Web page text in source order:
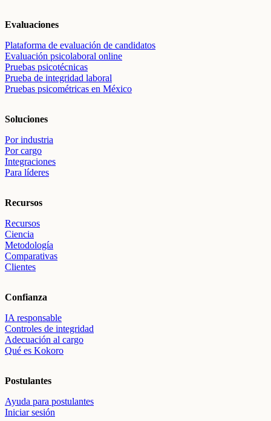
Evaluaciones
Plataforma de evaluación de candidatos
Evaluación psicolaboral online
Pruebas psicotécnicas
Prueba de integridad laboral
Pruebas psicométricas en México
Soluciones
Por industria
Por cargo
Integraciones
Para líderes
Recursos
Recursos
Ciencia
Metodología
Comparativas
Clientes
Confianza
IA responsable
Controles de integridad
Adecuación al cargo
Qué es Kokoro
Postulantes
Ayuda para postulantes
Iniciar sesión